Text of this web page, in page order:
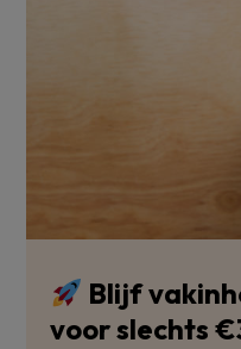
Blijf
voor slechts